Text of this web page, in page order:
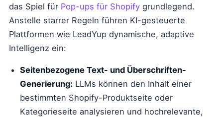
das Spiel für Pop-ups für Shopify grundlegend.
Anstelle starrer Regeln führen KI-gesteuerte
Plattformen wie LeadYup dynamische, adaptive
Intelligenz ein:
Seitenbezogene Text- und Überschriften-
Generierung: LLMs können den Inhalt einer
bestimmten Shopify-Produktseite oder
Kategorieseite analysieren und hochrelevante,